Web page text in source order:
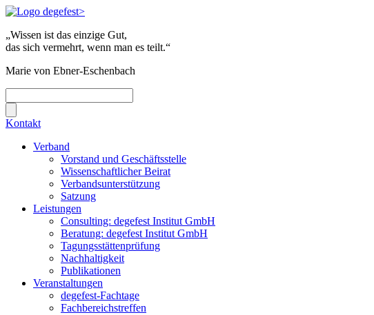
„Wissen ist das einzige Gut,
das sich vermehrt, wenn man es teilt.“
Marie von Ebner-Eschenbach
Kontakt
Verband
Vorstand und Geschäftsstelle
Wissenschaftlicher Beirat
Verbandsunterstützung
Satzung
Leistungen
Consulting: degefest Institut GmbH
Beratung: degefest Institut GmbH
Tagungsstättenprüfung
Nachhaltigkeit
Publikationen
Veranstaltungen
degefest-Fachtage
Fachbereichstreffen